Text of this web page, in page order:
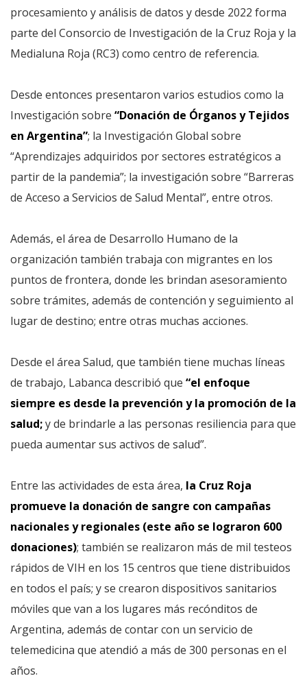
procesamiento y análisis de datos y desde 2022 forma
parte del Consorcio de Investigación de la Cruz Roja y la
Medialuna Roja (RC3) como centro de referencia.
Desde entonces presentaron varios estudios como la
Investigación sobre “Donación de Órganos y Tejidos
en Argentina”; la Investigación Global sobre
“Aprendizajes adquiridos por sectores estratégicos a
partir de la pandemia”; la investigación sobre “Barreras
de Acceso a Servicios de Salud Mental”, entre otros.
Además, el área de Desarrollo Humano de la
organización también trabaja con migrantes en los
puntos de frontera, donde les brindan asesoramiento
sobre trámites, además de contención y seguimiento al
lugar de destino; entre otras muchas acciones.
Desde el área Salud, que también tiene muchas líneas
de trabajo, Labanca describió que “el enfoque
siempre es desde la prevención y la promoción de la
salud;y de brindarle a las personas resiliencia para que
pueda aumentar sus activos de salud”.
Entre las actividades de esta área, la Cruz Roja
promueve la donación de sangre con campañas
nacionales y regionales (este año se lograron 600
donaciones); también se realizaron más de mil testeos
rápidos de VIH en los 15 centros que tiene distribuidos
en todos el país; y se crearon dispositivos sanitarios
móviles que van a los lugares más recónditos de
Argentina, además de contar con un servicio de
telemedicina que atendió a más de 300 personas en el
años.